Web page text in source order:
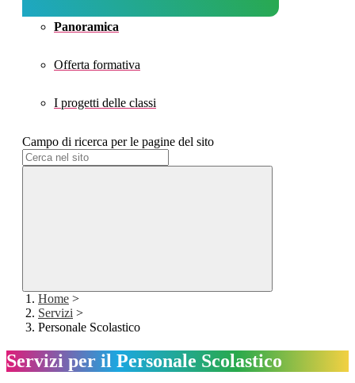
Panoramica
Offerta formativa
I progetti delle classi
Campo di ricerca per le pagine del sito
Home >
Servizi >
Personale Scolastico
Servizi per il Personale Scolastico